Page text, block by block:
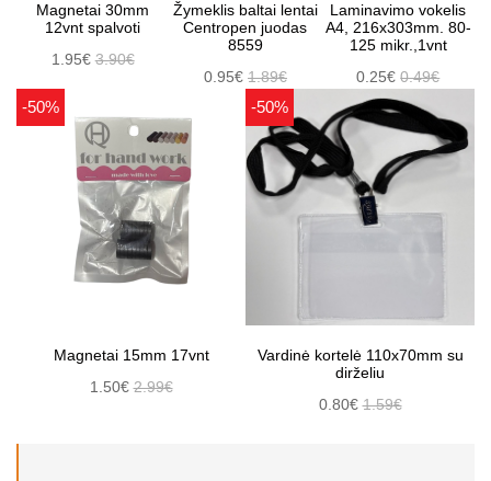
Magnetai 30mm
12vnt spalvoti
1.95€3.90€
Žymeklis baltai lentai
Centropen juodas
8559
0.95€ 1.89€
Laminavimo vokelis
A4, 216x303mm. 80-
125 mikr.,1vnt
0.25€0.49€
-50%
Magnetai 15mm 17vnt
1.50€2.99€
-50%
Vardinė kortelė 110x70mm su
dirželiu
0.80€1.59€